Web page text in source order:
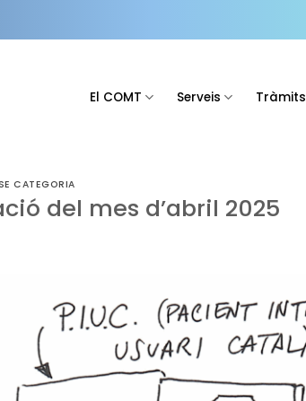
El COMT Serveis Tràmits
CATEGORIA
del mes d’abril 2025